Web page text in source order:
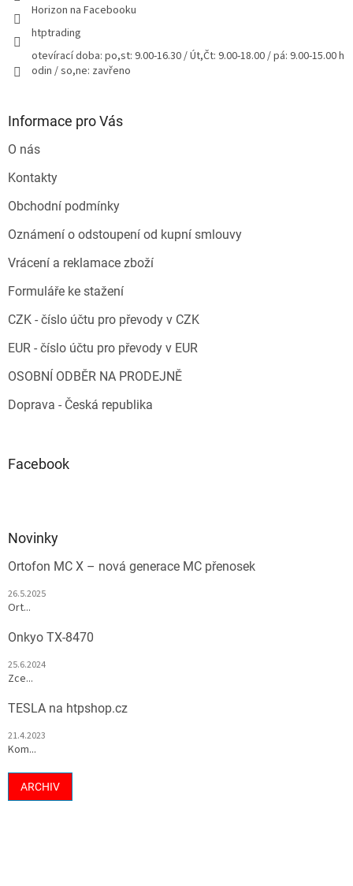
Horizon na Facebooku
htptrading
otevírací doba: po,st: 9.00-16.30 / Út,Čt: 9.00-18.00 / pá: 9.00-15.00 h
odin / so,ne: zavřeno
Informace pro Vás
O nás
Kontakty
Obchodní podmínky
Oznámení o odstoupení od kupní smlouvy
Vrácení a reklamace zboží
Formuláře ke stažení
CZK - číslo účtu pro převody v CZK
EUR - číslo účtu pro převody v EUR
OSOBNÍ ODBĚR NA PRODEJNĚ
Doprava - Česká republika
Facebook
Novinky
Ortofon MC X – nová generace MC přenosek
26.5.2025
Ort...
Onkyo TX-8470
25.6.2024
Zce...
TESLA na htpshop.cz
21.4.2023
Kom...
ARCHIV